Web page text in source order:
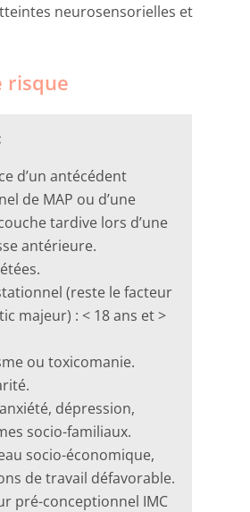
neurosensorielles et
risque
d’un antécédent
de MAP ou d’une
tardive lors d’une
antérieure.
(reste le facteur
majeur) : < 18 ans et >
ou toxicomanie.
dépression,
socio-familiaux.
socio-économique,
de travail défavorable.
pré-conceptionnel IMC